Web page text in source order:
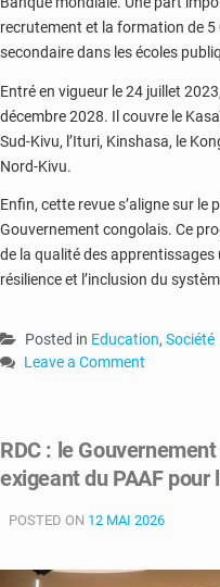
recrutement et la formation de
secondaire dans les écoles
Entré en vigueur le 24 juillet
décembre 2028. Il couvre le
Sud-Kivu, l’Ituri, Kinshasa, le
Nord-Kivu.
Enfin, cette revue s’aligne sur
Gouvernement congolais. Ce
de la qualité des
résilience et l’inclusion du
Posted in Education, Société
Leave a Comment
et
Kasaï
:
PAAF
RDC : le
exigeant du PAAF pour
POSTED ON 12 MAI 2026